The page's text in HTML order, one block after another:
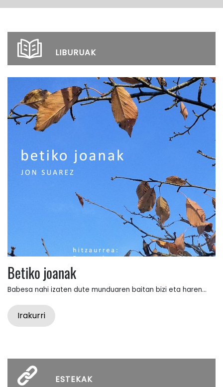
LIBURUAK
Betiko joanak
Babesa nahi izaten dute munduaren baitan bizi eta haren...
Irakurri
ESTEKAK